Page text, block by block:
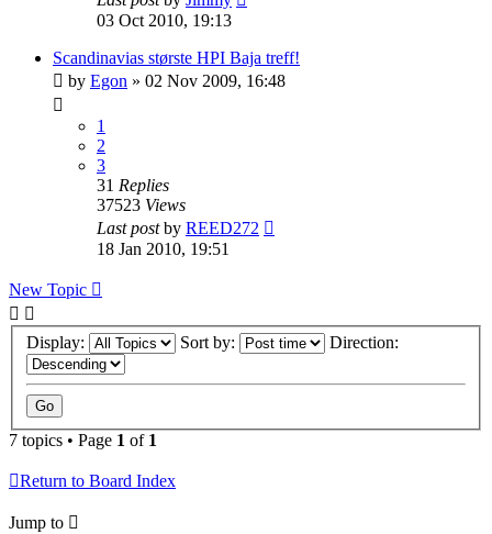
03 Oct 2010, 19:13
Scandinavias største HPI Baja treff!
by Egon » 02 Nov 2009, 16:48
1
2
3
31 Replies
37523 Views
Last postby REED272
18 Jan 2010, 19:51
New Topic
Display: Sort by: Direction:
7 topics • Page 1 of 1
Return to Board Index
Jump to